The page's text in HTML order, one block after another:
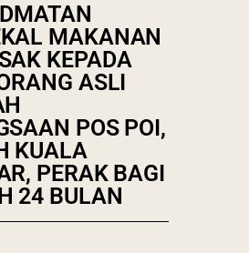
MAKANAN
KEPADA
ASLI
POS POI,
KUALA
PERAK BAGI
24 BULAN